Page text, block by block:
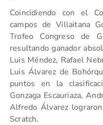
Coincidiendo con el
campos de Villaitana
Trofeo Congreso de
resultando ganador
Luis Méndez, Rafael
Luis Álvarez de
puntos en la
Gonzaga Escauriaza,
Alfredo Álvarez
Scratch.